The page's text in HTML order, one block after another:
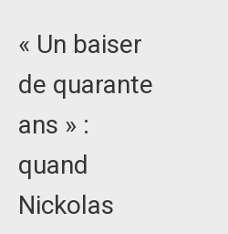
« Un baiser
de quarante
ans » :
quand
Nickolas